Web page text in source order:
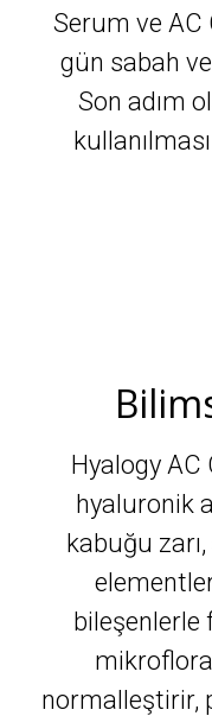
Serum ve AC
gün sabah
Son adım
Hyalogy AC
hyaluronik
kabuğu
normalleştirir,